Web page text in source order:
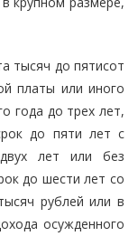
тысяч до пятисот
платы или иного
года до трех лет,
до пяти лет с
лет или без
до шести лет со
рублей или в
осужденного